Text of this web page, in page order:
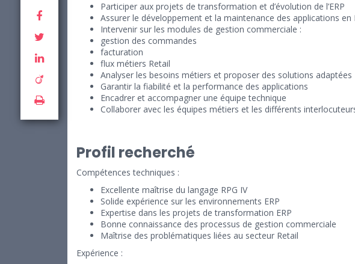
Participer aux projets de transformation et d’évolution de l’ERP
Assurer le développement et la maintenance des applications en
Intervenir sur les modules de gestion commerciale :
gestion des commandes
facturation
flux métiers Retail
Analyser les besoins métiers et proposer des solutions adaptées
Garantir la fiabilité et la performance des applications
Encadrer et accompagner une équipe technique
Collaborer avec les équipes métiers et les différents
Profil recherché
Compétences techniques :
Excellente maîtrise du langage RPG IV
Solide expérience sur les environnements ERP
Expertise dans les projets de transformation ERP
Bonne connaissance des processus de gestion commerciale
Maîtrise des problématiques liées au secteur Retail
Expérience :